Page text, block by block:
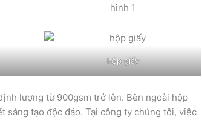
hộp giấy
lượng từ 900gsm trở lên. Bên ngoài hộp
sáng tạo độc đáo. Tại công ty chúng tôi, việc